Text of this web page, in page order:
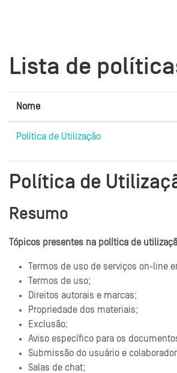
Lista de
Nome
Política de Utilização
Política de
Resumo
Tópicos presentes na política de
Termos de uso de serviços on-line
Termos de uso;
Direitos autorais e marcas;
Propriedade dos materiais;
Exclusão;
Aviso específico para os
Submissão do usuário e
Salas de chat;